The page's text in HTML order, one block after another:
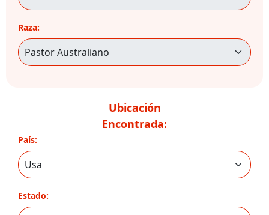
Raza:
Ubicación
Encontrada:
País:
Estado: